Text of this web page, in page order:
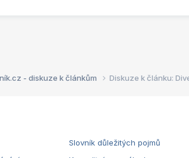
- diskuze k článkům Diskuze k článku:
Slovník důležitých pojmů